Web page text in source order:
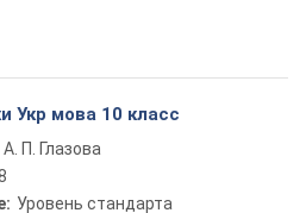
Укр мова 10 класс
А. П. Глазова
Уровень стандарта